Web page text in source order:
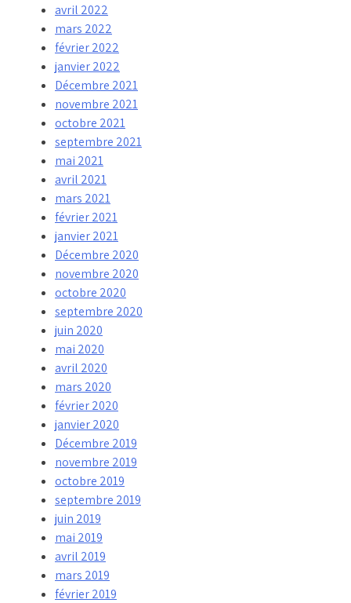
avril 2022
mars 2022
février 2022
janvier 2022
Décembre 2021
novembre 2021
octobre 2021
septembre 2021
mai 2021
avril 2021
mars 2021
février 2021
janvier 2021
Décembre 2020
novembre 2020
octobre 2020
septembre 2020
juin 2020
mai 2020
avril 2020
mars 2020
février 2020
janvier 2020
Décembre 2019
novembre 2019
octobre 2019
septembre 2019
juin 2019
mai 2019
avril 2019
mars 2019
février 2019